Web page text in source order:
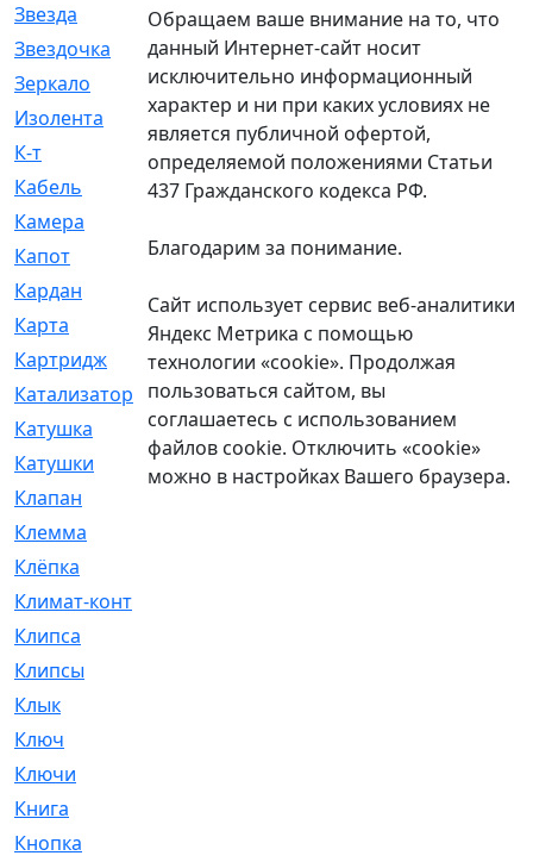
Звезда
[1]
Звездочка
[5]
Зеркало
[369]
Изолента
[1]
К-т
[13]
Кабель
[50]
Камера
Капот
[144]
Кардан
Карта
[2]
Картридж
[250]
Катализатор
[1]
Катушка
[2]
Катушки
[291]
Клапан
Клемма
Клёпка
Климат-контроль
Клипса
Клипсы
Клык
Ключ
Ключи
Книга
Кнопка
Обращаем ваше внимание на то, что
данный Интернет-сайт носит
исключительно информационный
характер и ни при каких условиях не
является публичной офертой,
определяемой положениями Статьи
437 Гражданского кодекса РФ.
Благодарим за понимание.
Сайт использует сервис веб-аналитики
Яндекс Метрика с помощью
технологии «cookie». Продолжая
пользоваться сайтом, вы
соглашаетесь с использованием
файлов cookie. Отключить «cookie»
можно в настройках Вашего браузера.